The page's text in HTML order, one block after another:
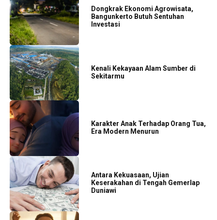
Dongkrak Ekonomi Agrowisata,
Bangunkerto Butuh Sentuhan
Investasi
Kenali Kekayaan Alam Sumber di
Sekitarmu
Karakter Anak Terhadap Orang Tua,
Era Modern Menurun
Antara Kekuasaan, Ujian
Keserakahan di Tengah Gemerlap
Duniawi